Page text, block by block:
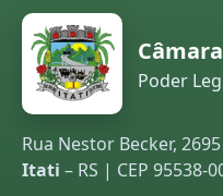
Poder
Rua Nestor Becker,
Itati – RS | CEP 95538-